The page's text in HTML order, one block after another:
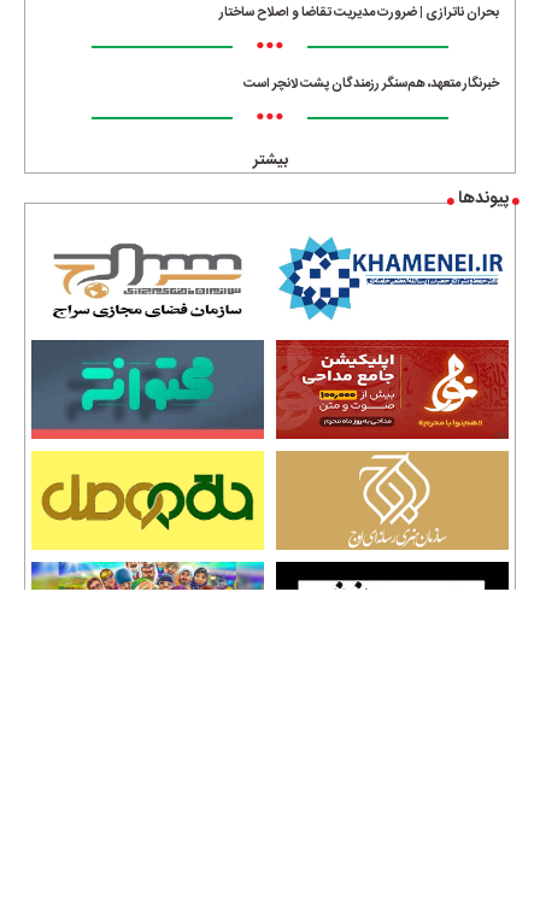
بحران ناترازی | ضرورت مدیریت تقاضا و اصلاح ساختار
•••
خبرنگار متعهد، هم‌سنگر رزمندگان پشت لانچر است
•••
بیشتر
پیوندها